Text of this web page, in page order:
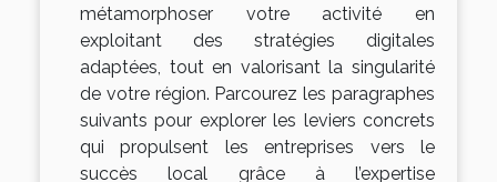
métamorphoser votre activité en
exploitant des stratégies digitales
adaptées, tout en valorisant la singularité
de votre région. Parcourez les paragraphes
suivants pour explorer les leviers concrets
qui propulsent les entreprises vers le
succès local grâce à l’expertise